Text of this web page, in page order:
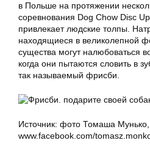
в Польше на протяжении
соревнования Dog Chow Disc
привлекает людские толпы.
находящиеся в великолепной
существа могут налюбоваться
когда они пытаются словить в
так называемый фрисби.
Источник: фото Томаша Мунько,
www.facebook.com/